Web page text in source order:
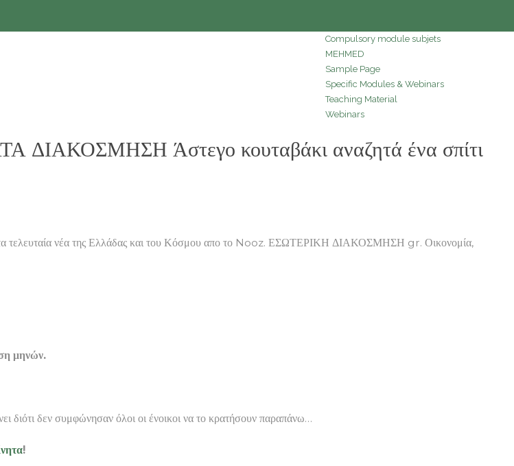
Compulsory module subjets
MEHMED
Sample Page
Specific Modules & Webinars
Teaching Material
Webinars
ΔΙΑΚΟΣΜΗΣΗ Άστεγο κουταβάκι αναζητά ένα σπίτι
τα τελευταία νέα της Ελλάδας και του Κόσμου απο το Nooz. ΕΣΩΤΕΡΙΚΗ ΔΙΑΚΟΣΜΗΣΗ gr. Οικονομία,
μηνών.
διότι δεν συμφώνησαν όλοι οι ένοικοι να το κρατήσουν παραπάνω…
!